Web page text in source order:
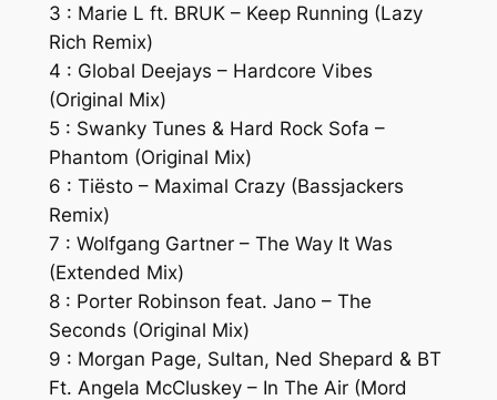
3 : Marie L ft. BRUK – Keep Running (Lazy
Rich Remix)
4 : Global Deejays – Hardcore Vibes
(Original Mix)
5 : Swanky Tunes & Hard Rock Sofa –
Phantom (Original Mix)
6 : Tiësto – Maximal Crazy (Bassjackers
Remix)
7 : Wolfgang Gartner – The Way It Was
(Extended Mix)
8 : Porter Robinson feat. Jano – The
Seconds (Original Mix)
9 : Morgan Page, Sultan, Ned Shepard & BT
Ft. Angela McCluskey – In The Air (Mord